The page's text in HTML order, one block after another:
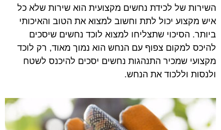
השירות של לכידת נחשים מקצועית הוא שירות שלא כל
איש מקצוע יכול לתת וחשוב למצוא את הטוב והאיכותי
ביותר. הסיכוי שתצליחו למצוא לוכד נחשים שיסכים
להיכס למקום צפוף עם הנחש הוא נמוך מאוד, רק לוכד
מקצועי שמכיר התנהגות נחשים יסכים להיכנס לשטח
ולנסות וללכוד את הנחש.